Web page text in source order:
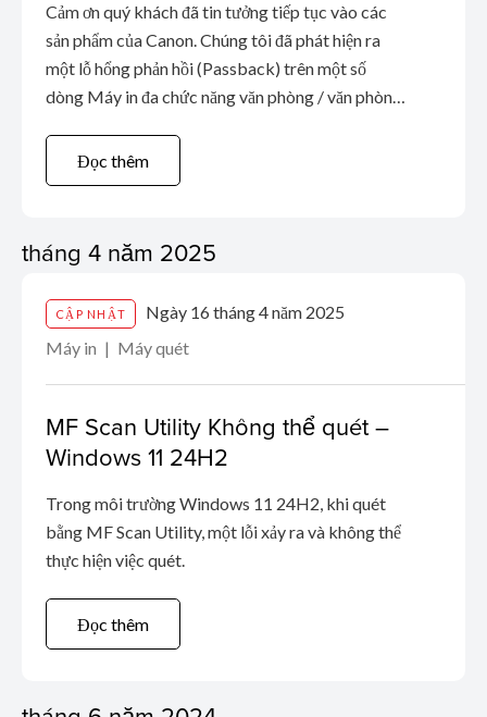
Cảm ơn quý khách đã tin tưởng tiếp tục vào các
sản phẩm của Canon. Chúng tôi đã phát hiện ra
một lỗ hổng phản hồi (Passback) trên một số
dòng Máy in đa chức năng văn phòng / văn phòng
chiếm quyền quản trị, họ có thể lấy được thông tin
xác thực cho các kết nối SMTP / LDAP được tìm
Đọc thêm
tháng 4 năm 2025
CẬP NHẬT
Ngày 16 tháng 4 năm 2025
Máy in
Máy quét
MF Scan Utility Không thể quét –
Windows 11 24H2
Trong môi trường Windows 11 24H2, khi quét
bằng MF Scan Utility, một lỗi xảy ra và không thể
thực hiện việc quét.
Đọc thêm